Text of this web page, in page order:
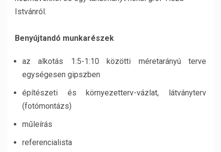
Istvánról.
Benyújtandó munkarészek
az alkotás 1:5-1:10 közötti méretarányú terve
egységesen gipszben
építészeti és környezetterv-vázlat, látványterv
(fotómontázs)
műleírás
referencialista